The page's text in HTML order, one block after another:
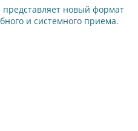
новый формат
и системного приема.